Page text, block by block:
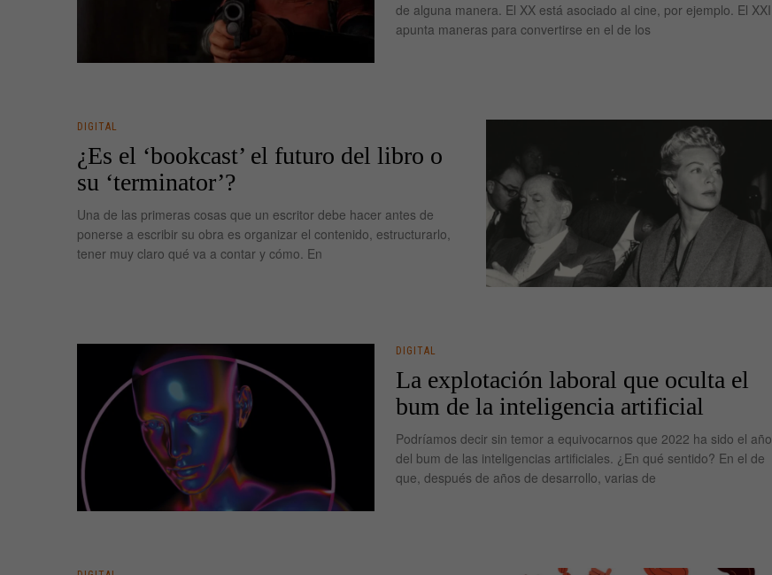
de alguna manera. El XX está asociado al cine, por ejemplo. El XXI
apunta maneras para convertirse en el de los
DIGITAL
¿Es el ‘bookcast’ el futuro del libro o
su ‘terminator’?
Una de las primeras cosas que un escritor debe hacer antes de
ponerse a escribir su obra es organizar el contenido, estructurarlo,
tener muy claro qué va a contar y cómo. En
DIGITAL
La explotación laboral que oculta el
bum de la inteligencia artificial
Podríamos decir sin temor a equivocarnos que 2022 ha sido el año
del bum de las inteligencias artificiales. ¿En qué sentido? En el de
que, después de años de desarrollo, varias de